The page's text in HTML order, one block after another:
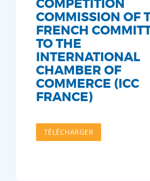
COMPETITION
COMMISSION OF
FRENCH
TO THE
INTERNATIONAL
CHAMBER OF
COMMERCE (ICC
FRANCE)
TÉLÉCHARGER